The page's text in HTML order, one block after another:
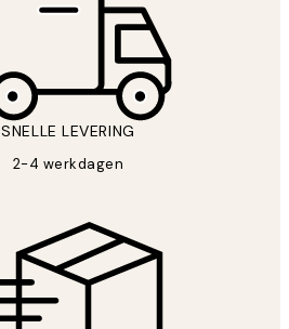
SNELLE LEVERING
2-4 werkdagen